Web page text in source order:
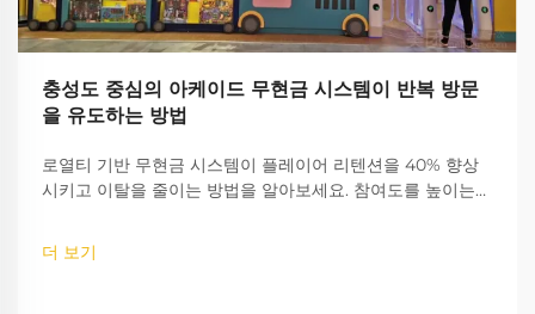
충성도 중심의 아케이드 무현금 시스템이 반복 방문
을 유도하는 방법
로열티 기반 무현금 시스템이 플레이어 리텐션을 40% 향상
시키고 이탈을 줄이는 방법을 알아보세요. 참여도를 높이는
해 보세요.
더 보기